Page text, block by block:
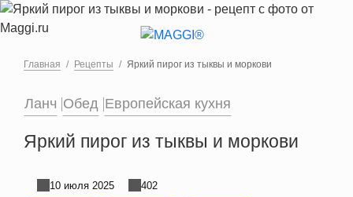
Перейти к основному содержанию
Главная Рецепты Яркий пирог из тыквы и моркови
Ланч Обед Европейская кухня
Яркий пирог из тыквы и моркови
10 июля 2025 402